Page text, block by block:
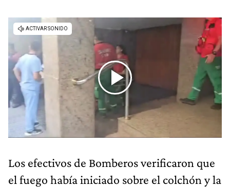
Los efectivos de Bomberos verificaron que
el fuego había iniciado sobre el colchón y la